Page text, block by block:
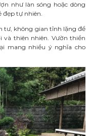
như làn sóng hoặc dòng
đẹp tự nhiên.
tư, không gian tĩnh lặng để
thiên nhiên. Vườn thiền
mang nhiều ý nghĩa cho